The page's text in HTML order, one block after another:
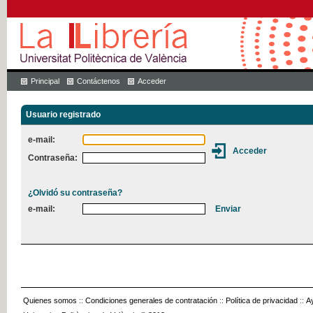
Principal Contáctenos Acceder
Usuario registrado
e-mail:
Contraseña:
¿Olvidó su contraseña?
e-mail:
Quienes somos :: Condiciones generales de contratación :: Política de privacidad ::